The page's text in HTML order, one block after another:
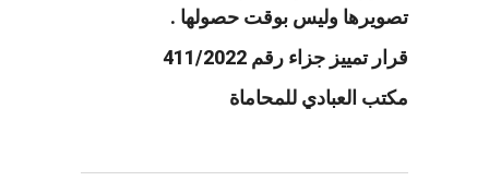
تصويرها وليس بوقت حصولها .
قرار تمييز جزاء رقم 411/2022
مكتب العبادي للمحاماة